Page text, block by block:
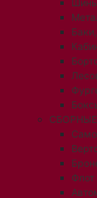
Флот